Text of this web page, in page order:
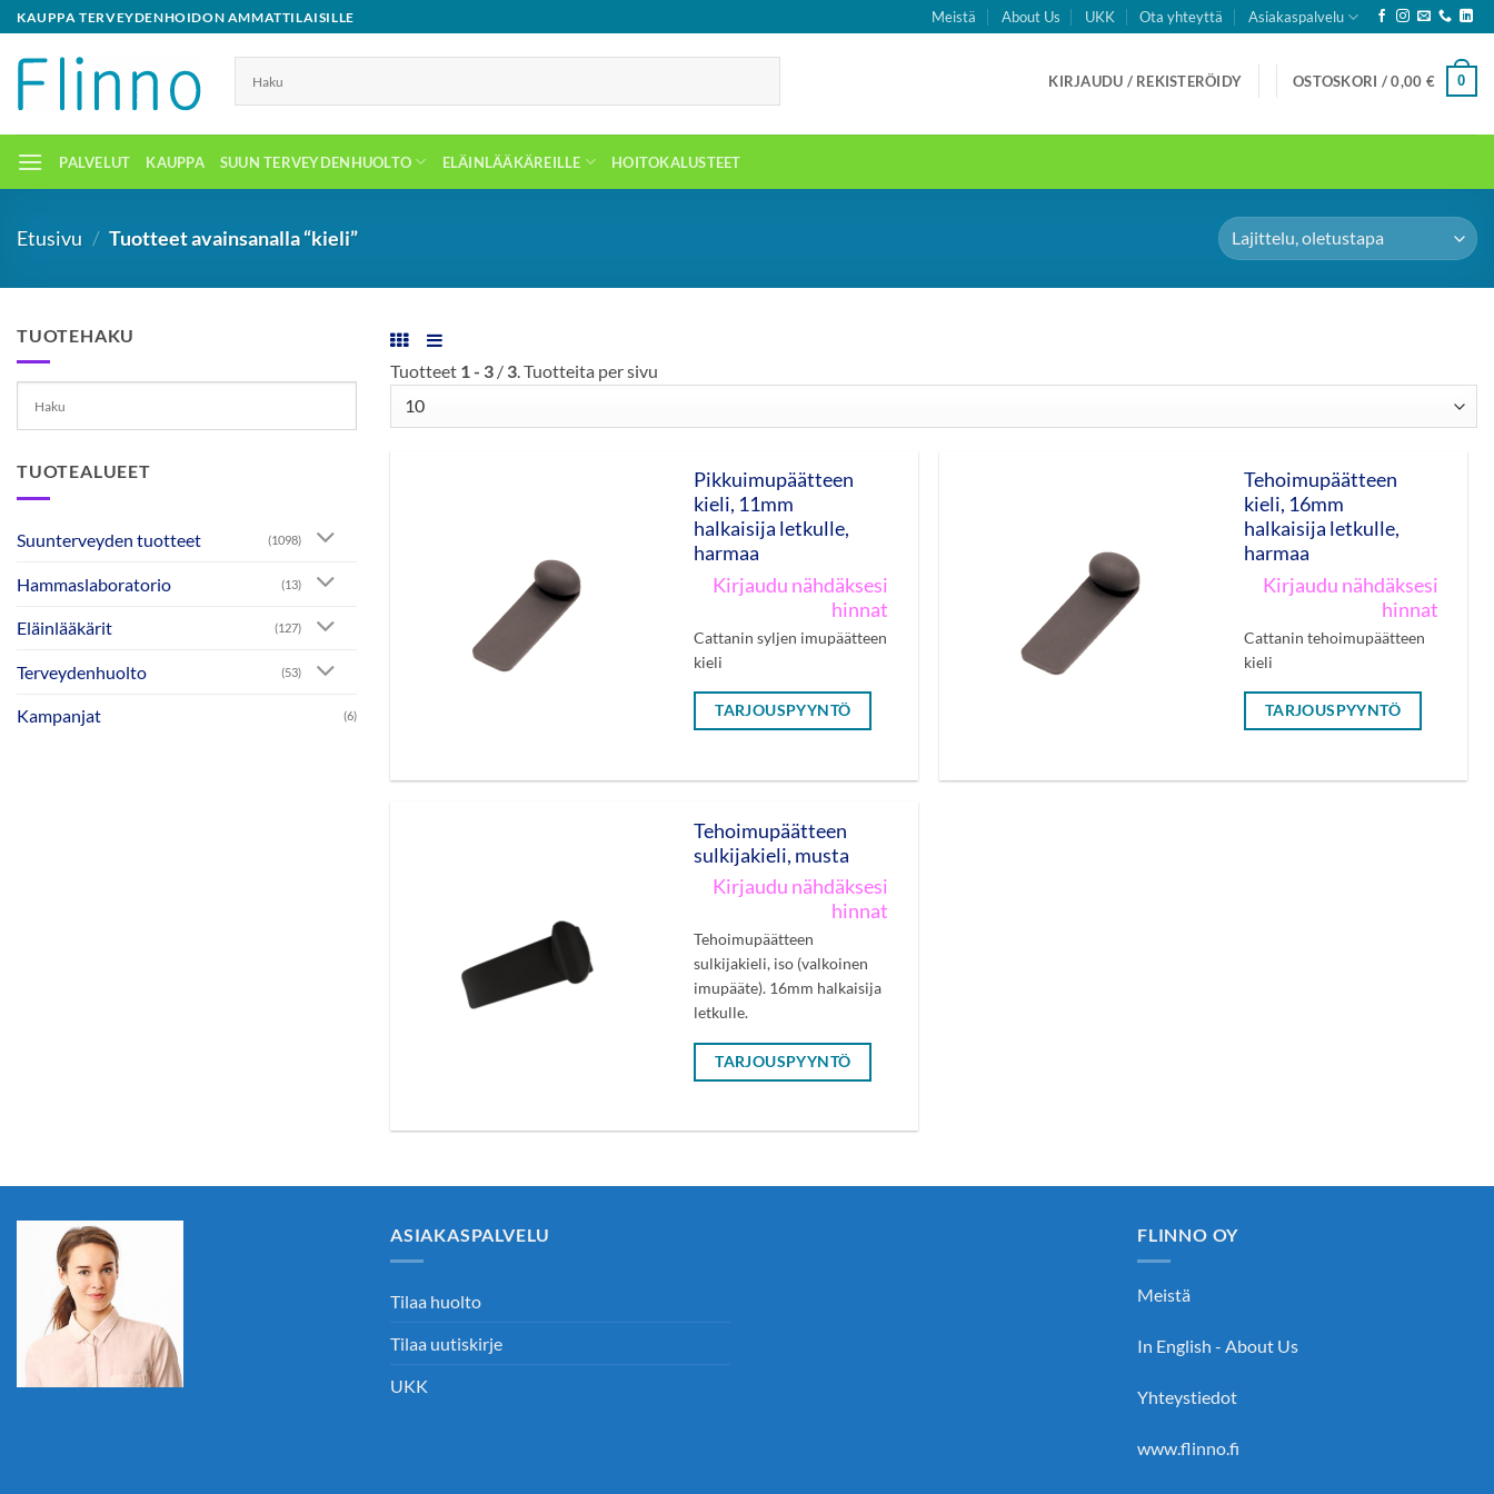
Skip
to
content
KAUPPA TERVEYDENHOIDON AMMATTILAISILLE Meistä About Us UKK Ota yhteyttä Asiakaspalvelu
KIRJAUDU / REKISTERÖIDY OSTOSKORI /0,00 € 0
PALVELUT KAUPPA SUUN TERVEYDENHUOLTO ELÄINLÄÄKÄREILLE HOITOKALUSTEET
Etusivu / Tuotteet avainsanalla “kieli”
TUOTEHAKU
TUOTEALUEET
Suunterveyden tuotteet (1098)
Hammaslaboratorio (13)
Eläinlääkärit (127)
Terveydenhuolto (53)
Kampanjat (6)
Tuotteet 1 - 3 / 3. Tuotteita per sivu
Pikkuimupäätteen
kieli, 11mm
halkaisija letkulle,
harmaa
Kirjaudu nähdäksesi
hinnat
Cattanin syljen imupäätteen
kieli
TARJOUSPYYNTÖ
Tehoimupäätteen
kieli, 16mm
halkaisija letkulle,
harmaa
Kirjaudu nähdäksesi
hinnat
Cattanin tehoimupäätteen
kieli
TARJOUSPYYNTÖ
Tehoimupäätteen
sulkijakieli, musta
Kirjaudu nähdäksesi
hinnat
Tehoimupäätteen
sulkijakieli, iso (valkoinen
imupääte). 16mm halkaisija
letkulle.
TARJOUSPYYNTÖ
ASIAKASPALVELU
Tilaa huolto
Tilaa uutiskirje
UKK
FLINNO OY
Meistä
In English - About Us
Yhteystiedot
www.flinno.fi